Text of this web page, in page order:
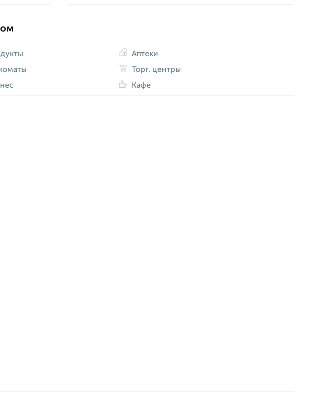
Аптеки
Торг. центры
Кафе